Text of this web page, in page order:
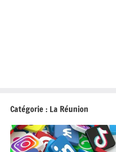
Catégorie : La Réunion